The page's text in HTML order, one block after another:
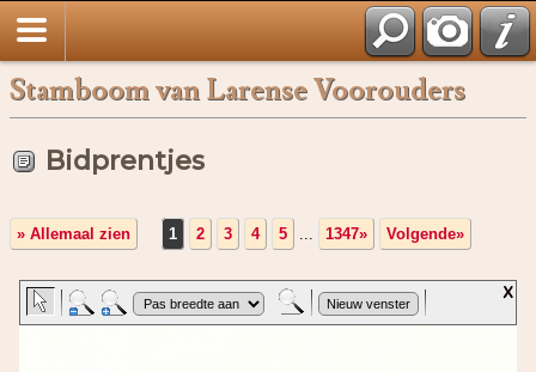
Stamboom van Larense Voorouders
Bidprentjes
» Allemaal zien 1 2 3 4 5 ... 1347» Volgende»